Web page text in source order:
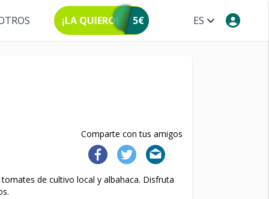
ES
¡LA QUIERO! 5€
Comparte con tus amigos
de cultivo local y albahaca. Disfruta